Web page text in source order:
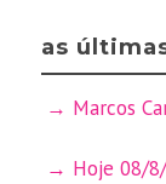
as
Marcos
Hoje 08/